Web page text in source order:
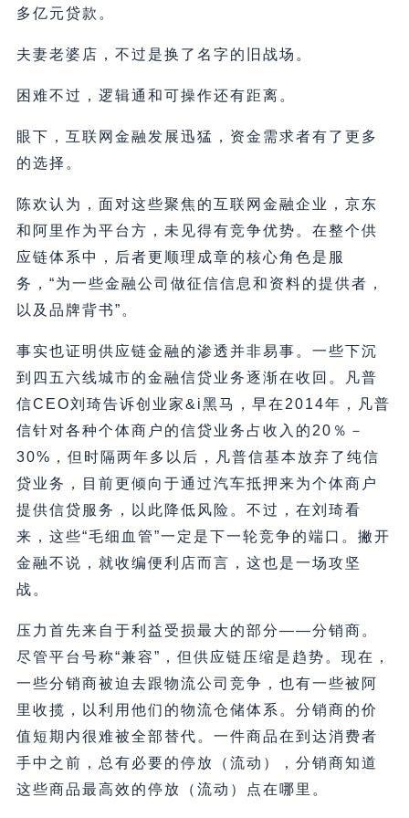
多亿元贷款。
夫妻老婆店，不过是换了名字的旧战场。
困难不过，逻辑通和可操作还有距离。
眼下，互联网金融发展迅猛，资金需求者有了更多
的选择。
陈欢认为，面对这些聚焦的互联网金融企业，京东
和阿里作为平台方，未见得有竞争优势。在整个供
应链体系中，后者更顺理成章的核心角色是服
务，“为一些金融公司做征信信息和资料的提供者，
以及品牌背书”。
事实也证明供应链金融的渗透并非易事。一些下沉
到四五六线城市的金融信贷业务逐渐在收回。凡普
信CEO刘琦告诉创业家&i黑马，早在2014年，凡普
信针对各种个体商户的信贷业务占收入的20％－
30%，但时隔两年多以后，凡普信基本放弃了纯信
贷业务，目前更倾向于通过汽车抵押来为个体商户
提供信贷服务，以此降低风险。不过，在刘琦看
来，这些“毛细血管”一定是下一轮竞争的端口。撇开
金融不说，就收编便利店而言，这也是一场攻坚
战。
压力首先来自于利益受损最大的部分——分销商。
尽管平台号称“兼容”，但供应链压缩是趋势。现在，
一些分销商被迫去跟物流公司竞争，也有一些被阿
里收揽，以利用他们的物流仓储体系。分销商的价
值短期内很难被全部替代。一件商品在到达消费者
手中之前，总有必要的停放（流动），分销商知道
这些商品最高效的停放（流动）点在哪里。